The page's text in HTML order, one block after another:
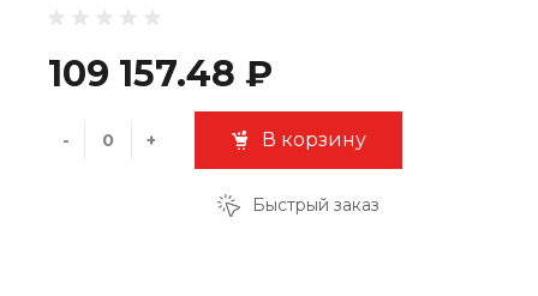
109 157.48 ₽
- + В корзину
Быстрый заказ